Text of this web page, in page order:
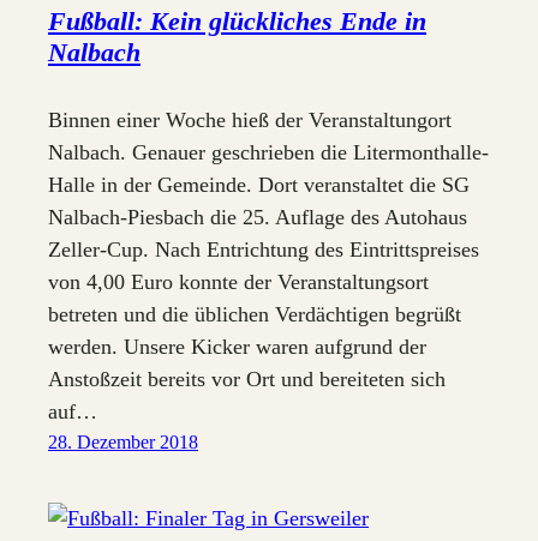
Fußball: Kein glückliches Ende in
Nalbach
Binnen einer Woche hieß der Veranstaltungort
Nalbach. Genauer geschrieben die Litermonthalle-
Halle in der Gemeinde. Dort veranstaltet die SG
Nalbach-Piesbach die 25. Auflage des Autohaus
Zeller-Cup. Nach Entrichtung des Eintrittspreises
von 4,00 Euro konnte der Veranstaltungsort
betreten und die üblichen Verdächtigen begrüßt
werden. Unsere Kicker waren aufgrund der
Anstoßzeit bereits vor Ort und bereiteten sich
auf…
28. Dezember 2018